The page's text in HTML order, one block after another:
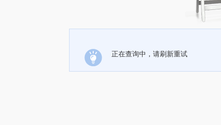
正在查询中，请刷新重试